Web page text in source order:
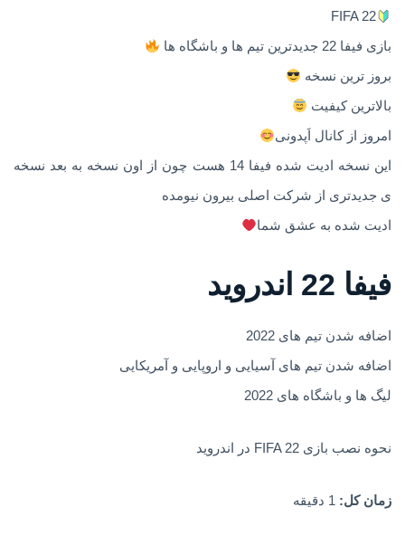
FIFA 22
بازی فیفا 22 جدیدترین تیم ها و باشگاه ها
بروز ترین نسخه
بالاترین کیفیت
امروز از کانال اَپدونی
این نسخه ادیت شده فیفا 14 هست چون از اون نسخه به بعد نسخه
ی جدیدتری از شرکت اصلی بیرون نیومده
ادیت شده به عشق شما
فیفا 22 اندروید
اضافه شدن تیم های 2022
اضافه شدن تیم های آسیایی و اروپایی و آمریکایی
لیگ ها و باشگاه های 2022
نحوه نصب بازی FIFA 22 در اندروید
زمان کل: 1 دقیقه